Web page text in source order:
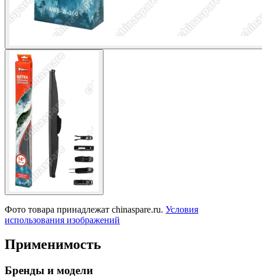
Фото товара принадлежат chinaspare.ru. Условия
использования изображений
Применимость
Бренды и модели